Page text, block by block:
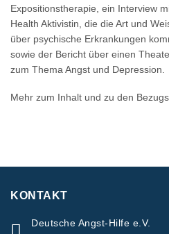
Expositionstherapie, ein Interview
Health Aktivistin, die die Art und
über psychische Erkrankungen
sowie der Bericht über einen
zum Thema Angst und Depression.
Mehr zum Inhalt und zu den
KONTAKT
Deutsche Angst-Hilfe e.V.